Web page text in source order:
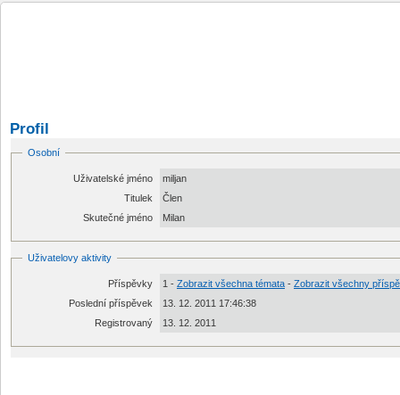
Profil
Osobní
Uživatelské jméno
miljan
Titulek
Člen
Skutečné jméno
Milan
Uživatelovy aktivity
Příspěvky 1 - Zobrazit všechna témata - Zobrazit všechny
Poslední příspěvek
13. 12. 2011 17:46:38
Registrovaný
13. 12. 2011